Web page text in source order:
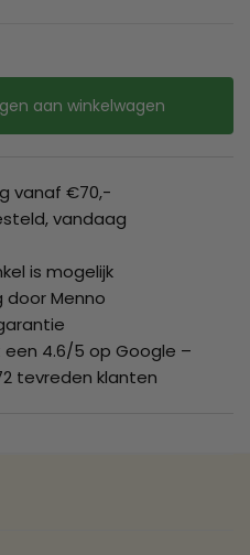
aan winkelwagen
vanaf €70,-
vandaag
is mogelijk
door Menno
4.6/5 op Google –
tevreden klanten